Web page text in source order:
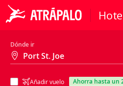
Dónde ir
Añadir vuelo ahorra hasta un